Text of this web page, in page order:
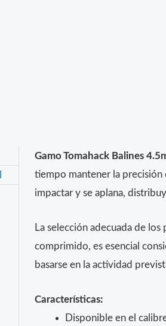
Gamo Tomahack Balines
tiempo mantener la precisión
impactar y se aplana,
La selección adecuada de
comprimido, es esencial
basarse en la actividad
Características:
Disponible en el